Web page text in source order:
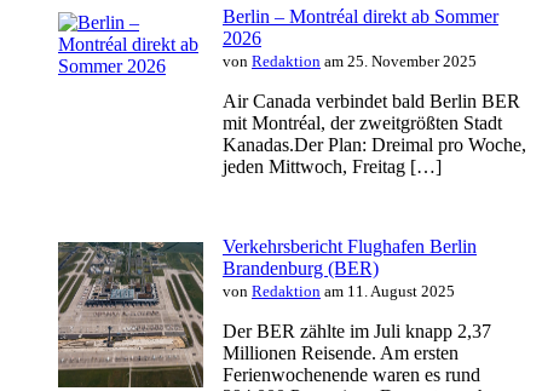
Berlin – Montréal direkt ab Sommer
2026
von Redaktion am 25. November 2025
Air Canada verbindet bald Berlin BER
mit Montréal, der zweitgrößten Stadt
Kanadas.Der Plan: Dreimal pro Woche,
jeden Mittwoch, Freitag […]
Verkehrsbericht Flughafen Berlin
Brandenburg (BER)
von Redaktion am 11. August 2025
Der BER zählte im Juli knapp 2,37
Millionen Reisende. Am ersten
Ferienwochenende waren es rund